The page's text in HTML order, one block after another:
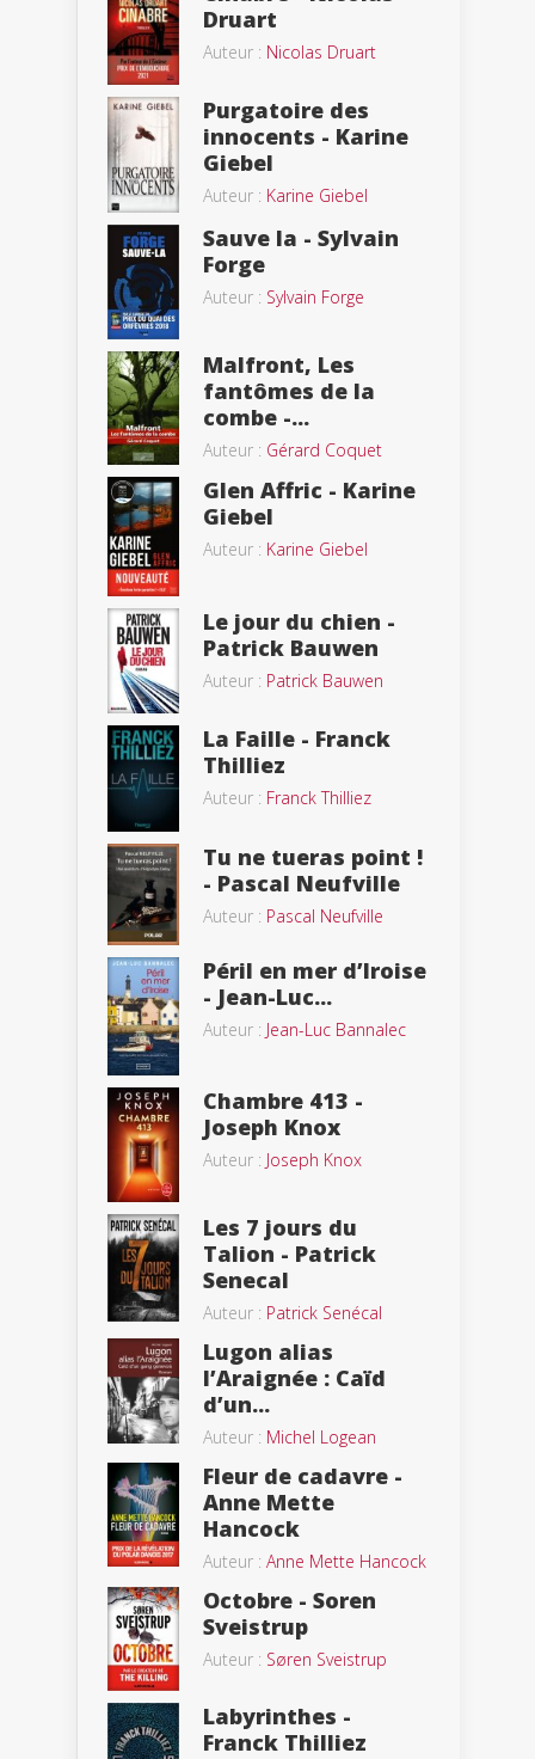
Druart
Auteur : Nicolas Druart
Purgatoire des
innocents - Karine
Giebel
Auteur : Karine Giebel
Sauve la - Sylvain
Forge
Auteur : Sylvain Forge
Malfront, Les
fantômes de la
combe -...
Auteur : Gérard Coquet
Glen Affric - Karine
Giebel
Auteur : Karine Giebel
Le jour du chien -
Patrick Bauwen
Auteur : Patrick Bauwen
La Faille - Franck
Thilliez
Auteur : Franck Thilliez
Tu ne tueras point !
- Pascal Neufville
Auteur : Pascal Neufville
Péril en mer d’Iroise
- Jean-Luc...
Auteur : Jean-Luc Bannalec
Chambre 413 -
Joseph Knox
Auteur : Joseph Knox
Les 7 jours du
Talion - Patrick
Senecal
Auteur : Patrick Senécal
Lugon alias
l’Araignée : Caïd
d’un...
Auteur : Michel Logean
Fleur de cadavre -
Anne Mette
Hancock
Auteur : Anne Mette Hancock
Octobre - Soren
Sveistrup
Auteur : Søren Sveistrup
Labyrinthes -
Franck Thilliez